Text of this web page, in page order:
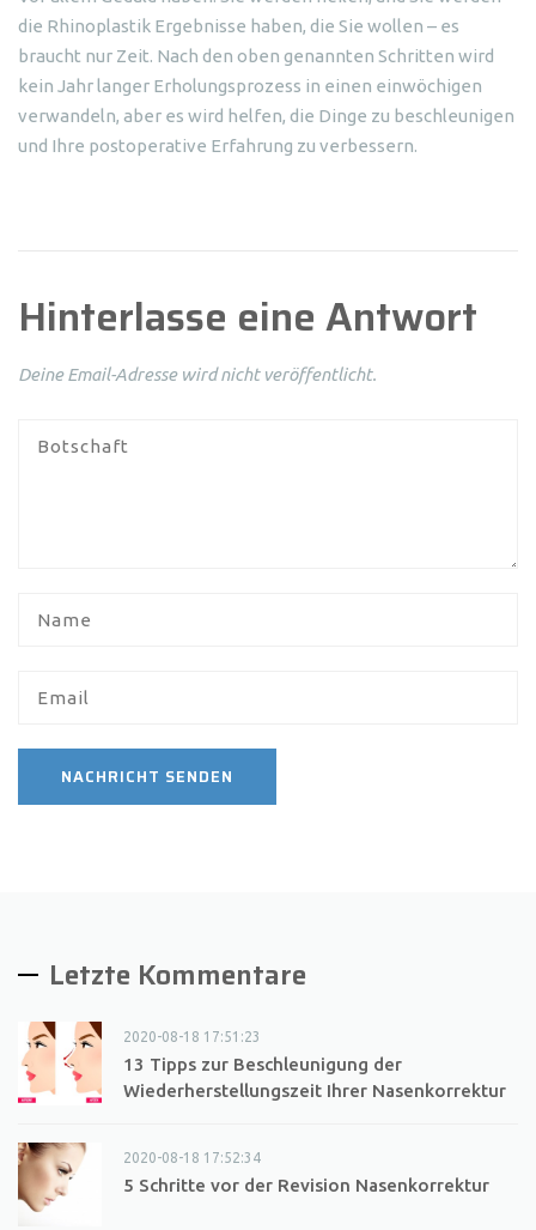
die Rhinoplastik Ergebnisse haben, die Sie wollen – es
braucht nur Zeit. Nach den oben genannten Schritten wird
kein Jahr langer Erholungsprozess in einen einwöchigen
verwandeln, aber es wird helfen, die Dinge zu beschleunigen
und Ihre postoperative Erfahrung zu verbessern.
Hinterlasse eine Antwort
Deine Email-Adresse wird nicht veröffentlicht.
Letzte Kommentare
2020-08-18 17:51:23
13 Tipps zur Beschleunigung der
Wiederherstellungszeit Ihrer Nasenkorrektur
2020-08-18 17:52:34
5 Schritte vor der Revision Nasenkorrektur